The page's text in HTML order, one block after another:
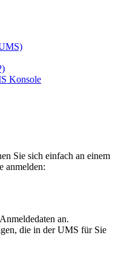
Konsole
Sie sich einfach an einem
anmelden:
an.
die in der UMS für Sie